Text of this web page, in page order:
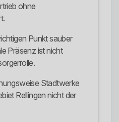
ohne
Punkt sauber
Präsenz ist nicht
Stadtwerke
Rellingen nicht der